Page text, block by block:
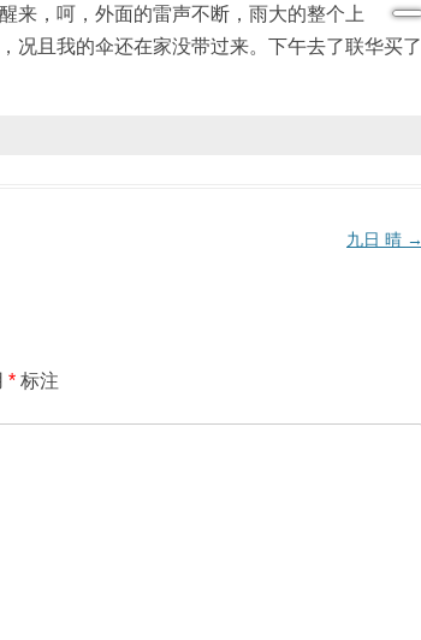
来，呵，外面的雷声不断，雨大的整个上
况且我的伞还在家没带过来。下午去了联华买了
九日 晴 →
* 标注